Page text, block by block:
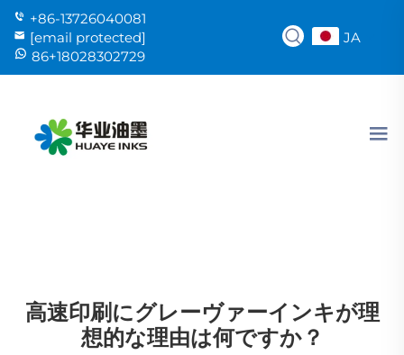
+86-13726040081
[email protected]
86+18028302729
JA
高速印刷にグレーヴァーインキが理
想的な理由は何ですか？